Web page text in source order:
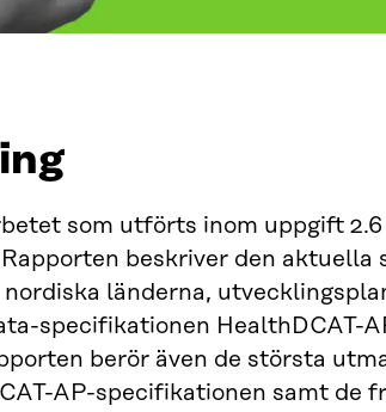
som utförts inom uppgift
beskriver den
länderna,
specifikationen HealthDCAT-
berör även de största
AP-specifikationen samt de